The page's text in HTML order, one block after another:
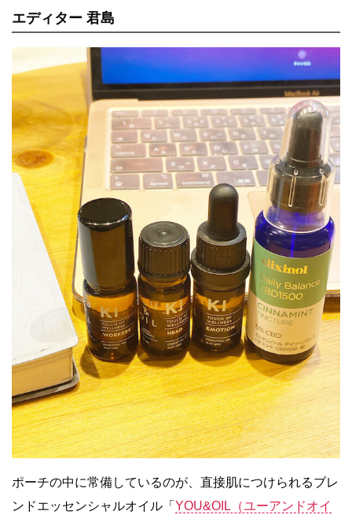
エディター 君島
ポーチの中に常備しているのが、直接肌につけられるブレ
ンドエッセンシャルオイル「 YOU&OIL（ユーアンドオイ